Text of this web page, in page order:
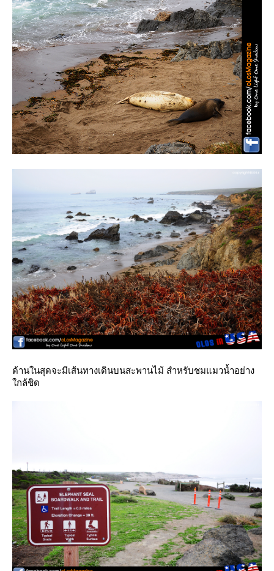
ด้านในสุดจะมีเส้นทางเดินบนสะพานไม้ สำหรับชมแมวน้ำอย่าง
กล้ชิด